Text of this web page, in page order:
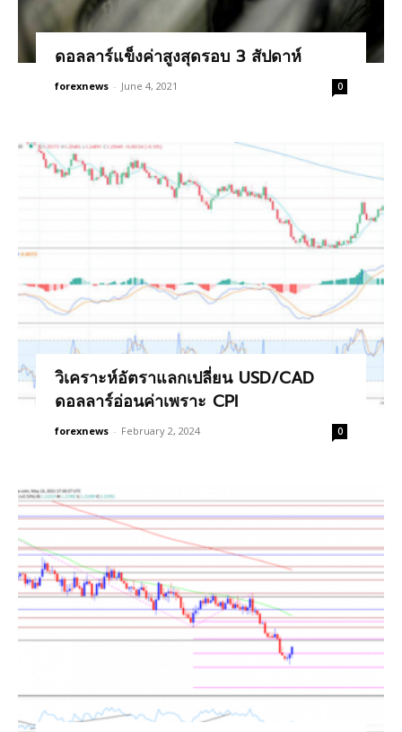
ดอลลาร์แข็งค่าสูงสุดรอบ 3 สัปดาห์
forexnews - June 4, 2021 0
วิเคราะห์อัตราแลกเปลี่ยน USD/CAD
ดอลลาร์อ่อนค่าเพราะ CPI
forexnews - February 2, 2024 0